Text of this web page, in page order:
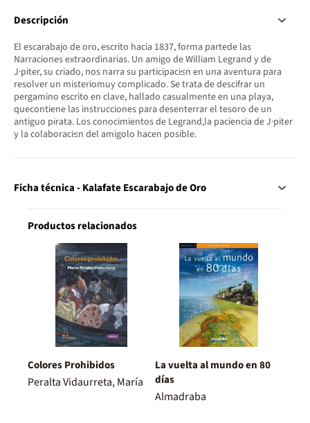
Descripción
El escarabajo de oro, escrito hacia 1837, forma partede las
Narraciones extraordinarias. Un amigo de William Legrand y de
J·piter, su criado, nos narra su participaci≤n en una aventura para
resolver un misteriomuy complicado. Se trata de descifrar un
pergamino escrito en clave, hallado casualmente en una playa,
quecontiene las instrucciones para desenterrar el tesoro de un
antiguo pirata. Los conocimientos de Legrand,la paciencia de J·piter
y la colaboraci≤n del amigolo hacen posible.
Ficha técnica - Kalafate Escarabajo de Oro
Productos relacionados
Colores Prohibidos
Peralta Vidaurreta, María
La vuelta al mundo en 80
días
Almadraba